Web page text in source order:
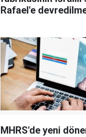
Rafael'e
MHRS'de yeni